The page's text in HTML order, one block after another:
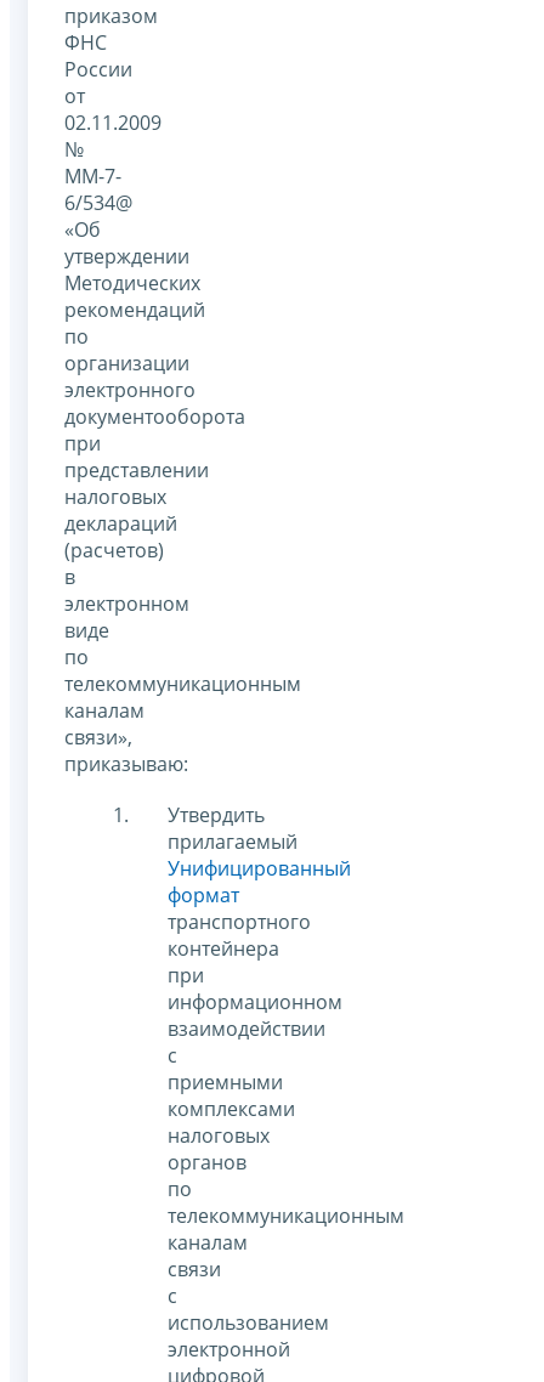
приказом
ФНС
России
от
02.11.2009
№
ММ-7-
6/534@
«Об
утверждении
Методических
рекомендаций
по
организации
электронного
документооборота
при
представлении
налоговых
деклараций
(расчетов)
в
электронном
виде
по
телекоммуникационным
каналам
связи»,
приказываю:
Утвердить
прилагаемый
Унифицированный
формат
транспортного
контейнера
при
информационном
взаимодействии
с
приемными
комплексами
налоговых
органов
по
телекоммуникационным
каналам
связи
с
использованием
электронной
цифровой